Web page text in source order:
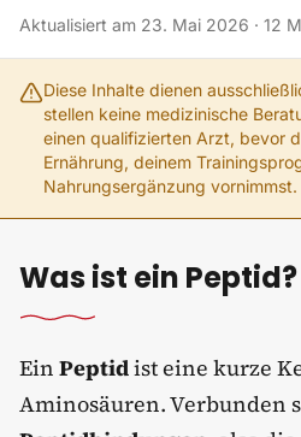
Aktualisiert am 23. Mai 2026 · 12
Diese Inhalte dienen
stellen keine medizinische
einen qualifizierten Arzt, bevor
Ernährung, deinem
Nahrungsergänzung vornimmst.
Was ist ein Peptid?
Ein Peptidist eine kurze
Aminosäuren. Verbunden